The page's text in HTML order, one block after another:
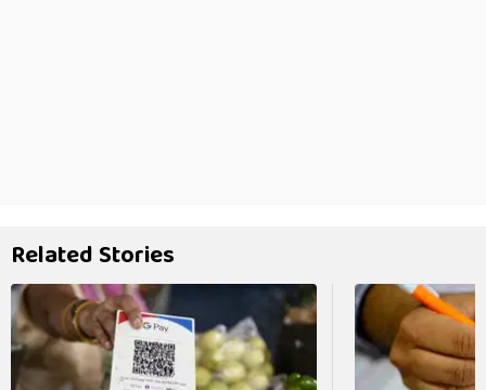
Related Stories